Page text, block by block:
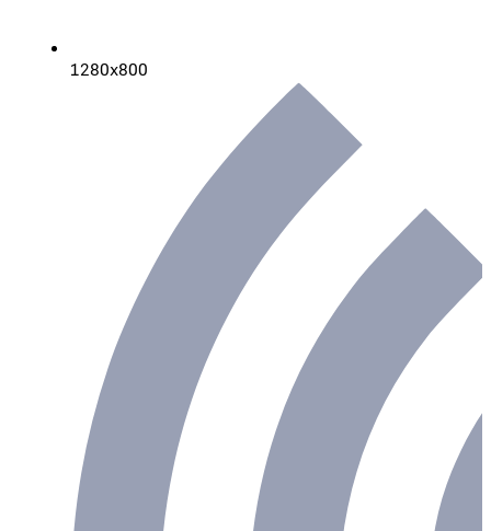
1280х800